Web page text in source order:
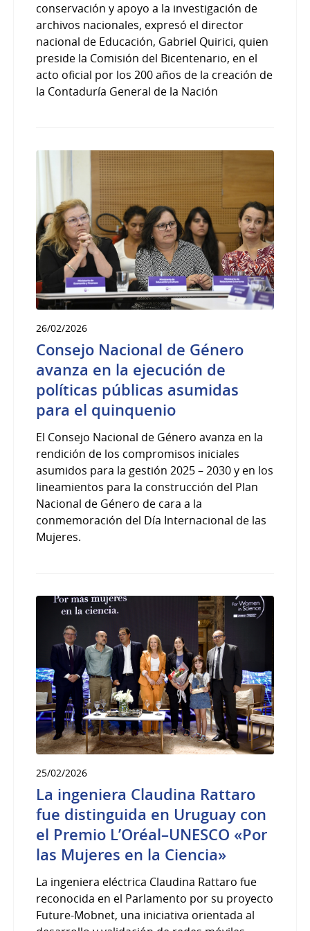
conservación y apoyo a la investigación de
archivos nacionales, expresó el director
nacional de Educación, Gabriel Quirici, quien
preside la Comisión del Bicentenario, en el
acto oficial por los 200 años de la creación de
la Contaduría General de la Nación
26/02/2026
Consejo Nacional de Género
avanza en la ejecución de
políticas públicas asumidas
para el quinquenio
El Consejo Nacional de Género avanza en la
rendición de los compromisos iniciales
asumidos para la gestión 2025 – 2030 y en los
lineamientos para la construcción del Plan
Nacional de Género de cara a la
conmemoración del Día Internacional de las
Mujeres.
25/02/2026
La ingeniera Claudina Rattaro
fue distinguida en Uruguay con
el Premio L’Oréal–UNESCO «Por
las Mujeres en la Ciencia»
La ingeniera eléctrica Claudina Rattaro fue
reconocida en el Parlamento por su proyecto
Future-Mobnet, una iniciativa orientada al